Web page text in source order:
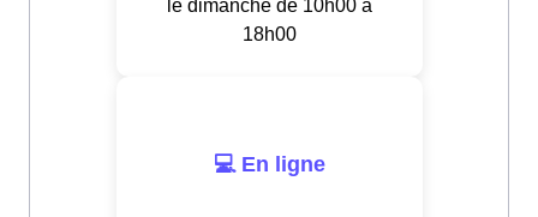
le dimanche de 10h00 à
18h00
💻 En ligne